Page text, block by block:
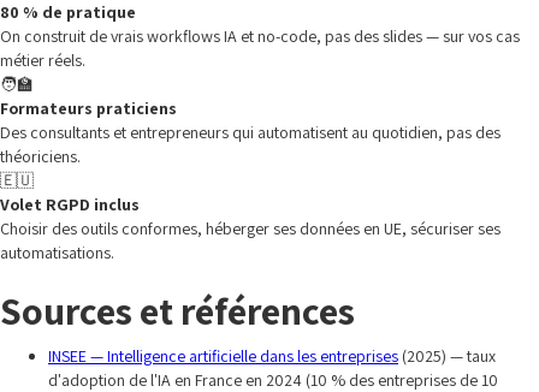
80 % de pratique
On construit de vrais workflows IA et no-code, pas des slides — sur vos cas
métier réels.
🧑‍🏫
Formateurs praticiens
Des consultants et entrepreneurs qui automatisent au quotidien, pas des
théoriciens.
🇪🇺
Volet RGPD inclus
Choisir des outils conformes, héberger ses données en UE, sécuriser ses
automatisations.
Sources et références
INSEE — Intelligence artificielle dans les entreprises (2025) — taux
d'adoption de l'IA en France en 2024 (10 % des entreprises de 10